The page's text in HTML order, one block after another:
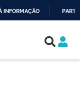
INFORMAÇÃO